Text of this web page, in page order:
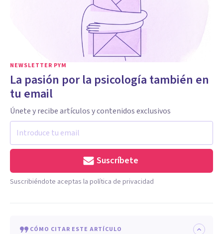
NEWSLETTER PYM
La pasión por la psicología también en
tu email
Únete y recibe artículos y contenidos exclusivos
Suscríbete
Suscribiéndote aceptas la política de privacidad
CÓMO CITAR ESTE ARTÍCULO